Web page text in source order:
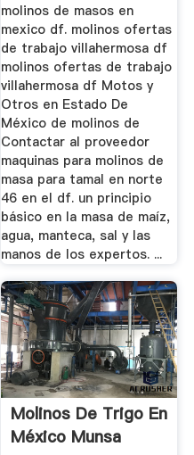
molinos de masos en
mexico df. molinos ofertas
de trabajo villahermosa df
molinos ofertas de trabajo
villahermosa df Motos y
Otros en Estado De
México de molinos de
Contactar al proveedor
maquinas para molinos de
masa para tamal en norte
46 en el df. un principio
básico en la masa de maíz,
agua, manteca, sal y las
manos de los expertos. ...
Molinos De Trigo En
México Munsa